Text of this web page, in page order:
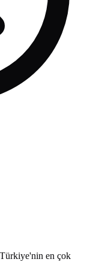
en çok